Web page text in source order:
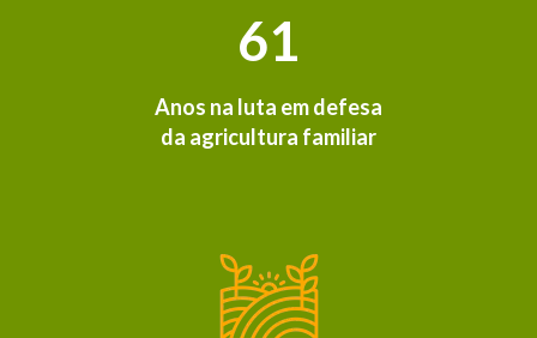
61
Anos na luta em defesa
da agricultura familiar